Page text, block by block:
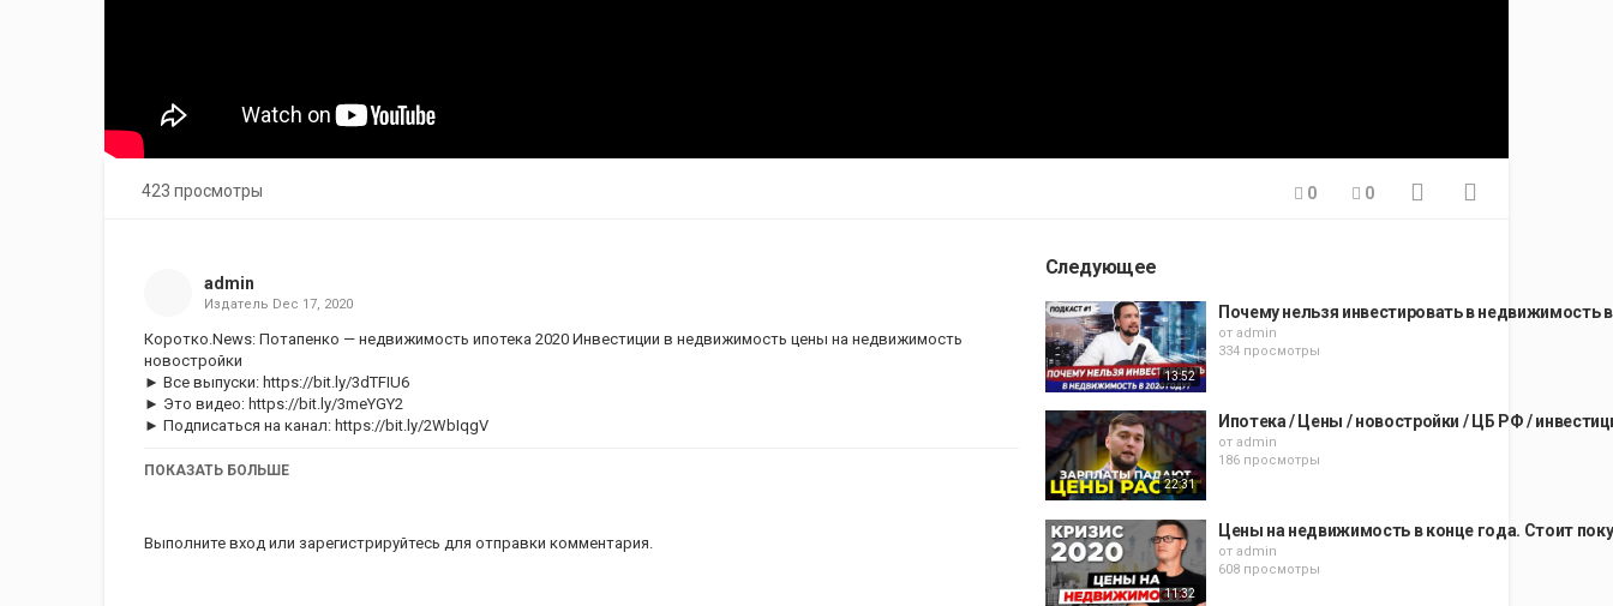
423 просмотры 0 0
admin
Издатель Dec 17, 2020
Коротко.News: Потапенко — недвижимость ипотека 2020 Инвестиции в недвижимость цены на недвижимость
новостройки
► Все выпуски: https://bit.ly/3dTFIU6
► Это видео: https://bit.ly/3meYGY2
► Подписаться на канал: https://bit.ly/2WbIqgV
ПОКАЗАТЬ БОЛЬШЕ
Выполните вход или зарегистрируйтесь для отправки комментария.
Следующее
13:52
Почему нельзя инвестировать в недвижимость
от admin
334 просмотры
22:31
Ипотека / Цены / новостройки / ЦБ РФ /
от admin
186 просмотры
11:32
Цены на недвижимость в конце года. Стоит
от admin
608 просмотры